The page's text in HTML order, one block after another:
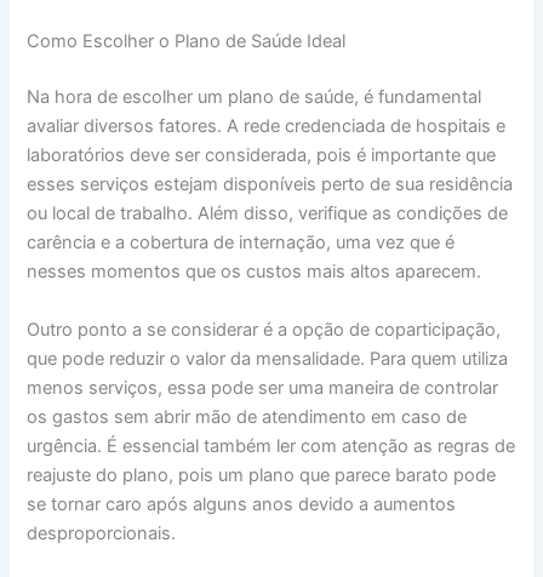
Como Escolher o Plano de Saúde Ideal
Na hora de escolher um plano de saúde, é fundamental
avaliar diversos fatores. A rede credenciada de hospitais e
laboratórios deve ser considerada, pois é importante que
esses serviços estejam disponíveis perto de sua residência
ou local de trabalho. Além disso, verifique as condições de
carência e a cobertura de internação, uma vez que é
nesses momentos que os custos mais altos aparecem.
Outro ponto a se considerar é a opção de coparticipação,
que pode reduzir o valor da mensalidade. Para quem utiliza
menos serviços, essa pode ser uma maneira de controlar
os gastos sem abrir mão de atendimento em caso de
urgência. É essencial também ler com atenção as regras de
reajuste do plano, pois um plano que parece barato pode
se tornar caro após alguns anos devido a aumentos
desproporcionais.